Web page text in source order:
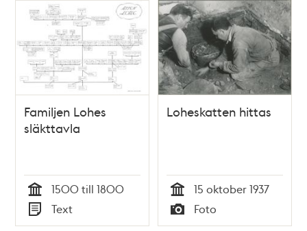
Relaterade
poster
och
teman
Familjen Lohes
släkttavla
Tid
1500 till 1800
Typ
Text
Loheskatten hittas
Tid
15 oktober 1937
Typ
Foto